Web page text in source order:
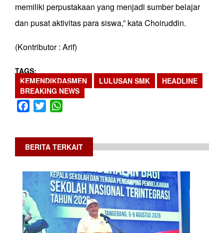
memiliki perpustakaan yang menjadi sumber belajar
dan pusat aktivitas para siswa,” kata Choiruddin.
(Kontributor : Arif)
TAGS
KEMENDIKDASMEN
LULUSAN SMK
HEADLINE
BREAKING NEWS
Facebook
Twitter
BERITA TERKAIT